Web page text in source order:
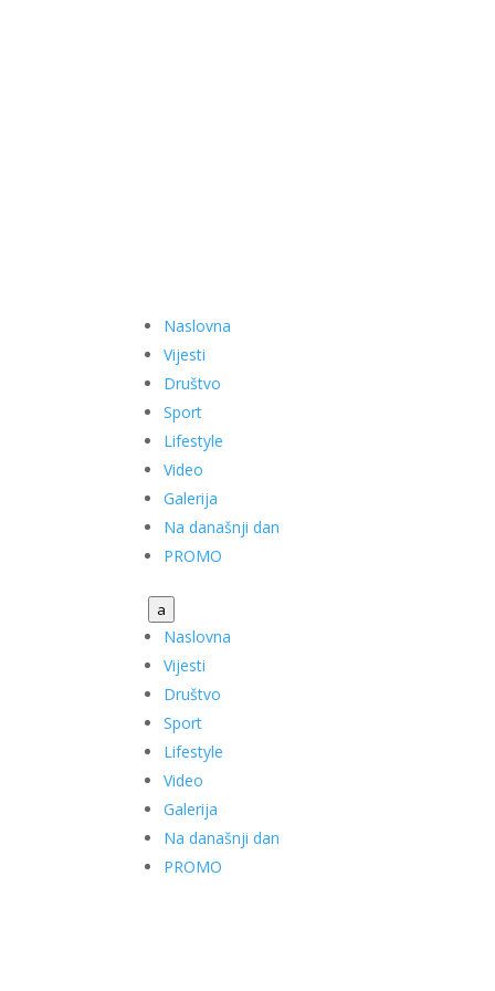
Naslovna
Vijesti
Društvo
Sport
Lifestyle
Video
Galerija
Na današnji dan
PROMO
a
Naslovna
Vijesti
Društvo
Sport
Lifestyle
Video
Galerija
Na današnji dan
PROMO